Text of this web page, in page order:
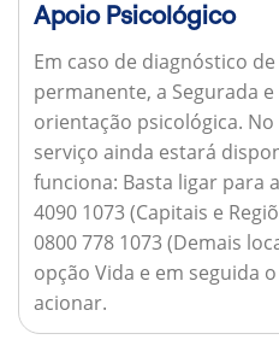
Apoio Psicológico
Em caso de diagnóstico
permanente, a Segurada
orientação psicológica.
serviço ainda estará
funciona: Basta ligar para
4090 1073 (Capitais e
0800 778 1073 (Demais
opção Vida e em seguida
acionar.